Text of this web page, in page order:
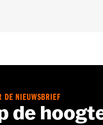
nokken, stage I
DE NIEUWSBRIEF
de